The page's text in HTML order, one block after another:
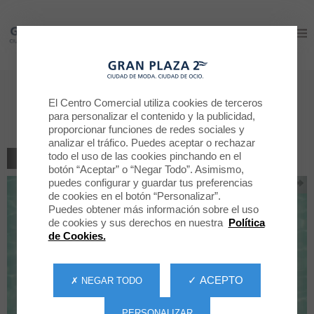
Gran Plaza 2
¡Go naked: tus imprescindibles
de verano en sólido!
VOLVER AL LISTADO
Gran Plaza 2
El Centro Comercial utiliza cookies de terceros
para personalizar el contenido y la publicidad,
proporcionar funciones de redes sociales y
analizar el tráfico. Puedes aceptar o rechazar
todo el uso de las cookies pinchando en el
botón “Aceptar” o “Negar Todo”. Asimismo,
puedes configurar y guardar tus preferencias
de cookies en el botón “Personalizar”.
Puedes obtener más información sobre el uso
de cookies y sus derechos en nuestra Política
de Cookies.
✓ ACEPTO
✗ NEGAR TODO